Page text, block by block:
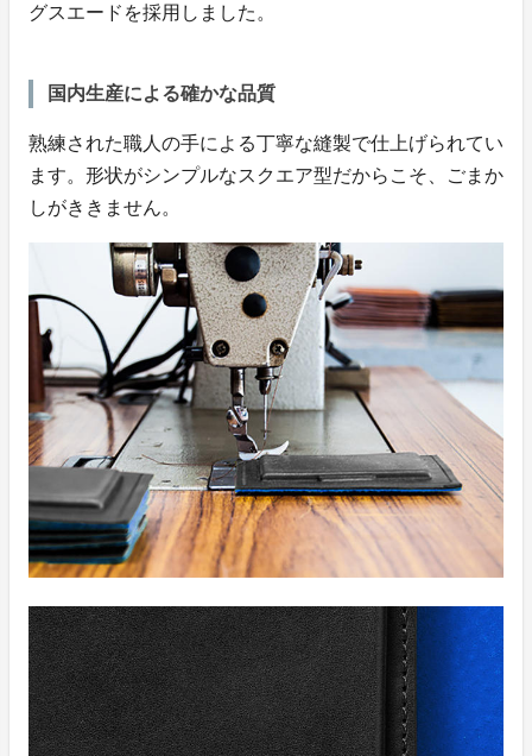
グスエードを採用しました。
国内生産による確かな品質
熟練された職人の手による丁寧な縫製で仕上げられてい
ます。形状がシンプルなスクエア型だからこそ、ごまか
しがききません。